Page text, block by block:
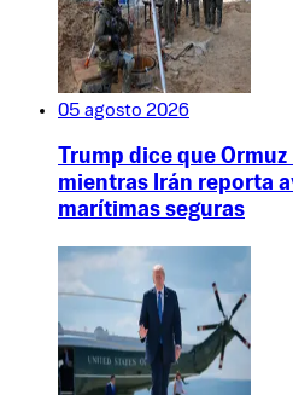
05 agosto 2026
Trump dice que
mientras Irán reporta
marítimas seguras